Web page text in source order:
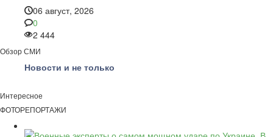
06 август, 2026
0
2 444
Обзор СМИ
Новости и не только
Интересное
ФОТОРЕПОРТАЖИ